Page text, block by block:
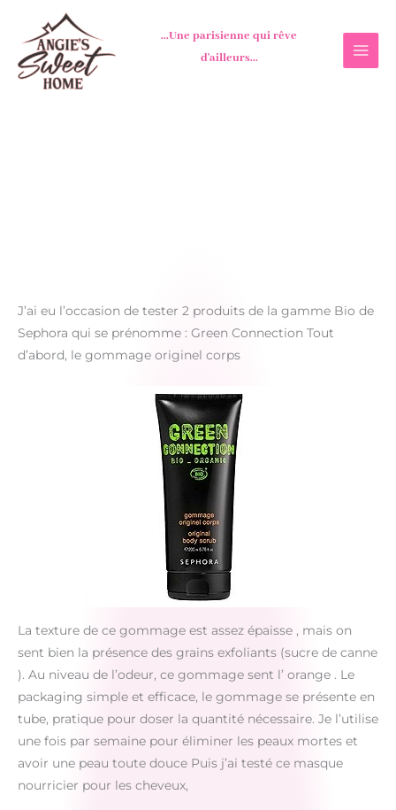
contenu
...Une parisienne qui rêve
d'ailleurs...
J’ai eu l’occasion de tester 2 produits de la gamme Bio de
Sephora qui se prénomme : Green Connection Tout
d’abord, le gommage originel corps
La texture de ce gommage est assez épaisse , mais on
sent bien la présence des grains exfoliants (sucre de canne
). Au niveau de l’odeur, ce gommage sent l’ orange . Le
packaging simple et efficace, le gommage se présente en
tube, pratique pour doser la quantité nécessaire. Je l’utilise
une fois par semaine pour éliminer les peaux mortes et
avoir une peau toute douce Puis j’ai testé ce masque
nourricier pour les cheveux,